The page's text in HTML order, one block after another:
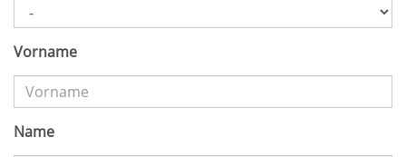
Vorname
Name